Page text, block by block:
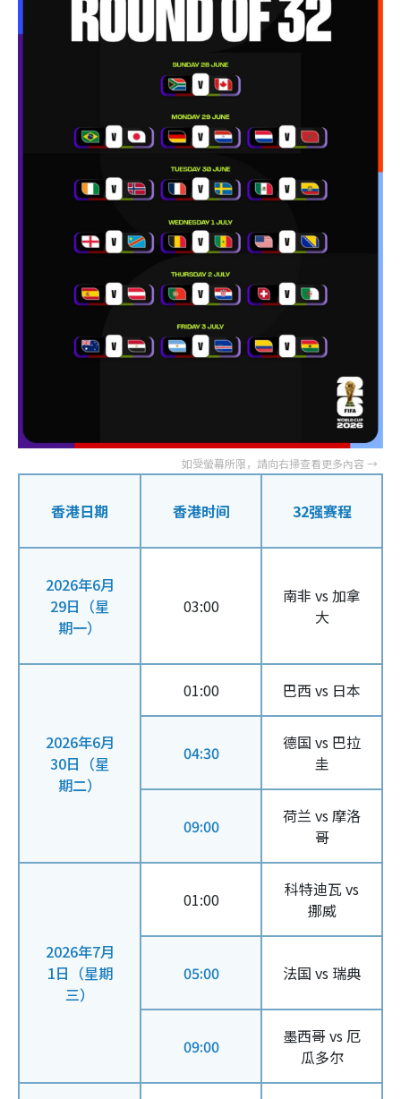
香港日期 香港时间 32强赛程
2026年6月
29日（星
期一）
03:00
南非 vs 加拿
大
2026年6月
30日（星
期二）
01:00 巴西 vs 日本
04:30
德国 vs 巴拉
圭
09:00
荷兰 vs 摩洛
哥
2026年7月
1日（星期
三）
01:00
科特迪瓦 vs
挪威
05:00 法国 vs 瑞典
09:00
墨西哥 vs 厄
瓜多尔